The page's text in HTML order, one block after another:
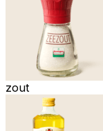
zout